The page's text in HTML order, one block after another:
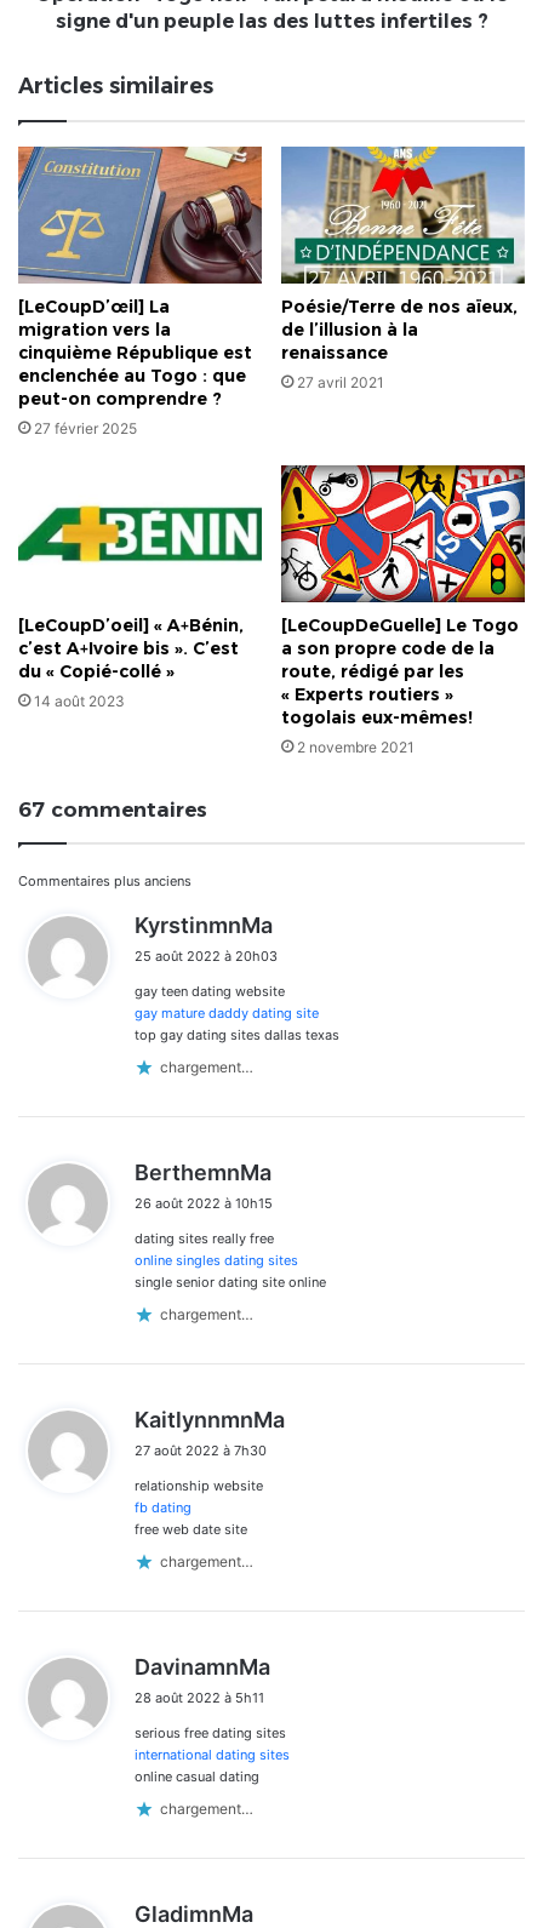
des
luttes
infertiles
?
signe d'un peuple las des luttes infertiles ?
Articles similaires
[LeCoupD’œil] La
migration vers la
cinquième République est
enclenchée au Togo : que
peut-on comprendre ?
27 février 2025
Poésie/Terre de nos aïeux,
de l’illusion à la
renaissance
27 avril 2021
[LeCoupD’oeil] « A+Bénin,
c’est A+Ivoire bis ». C’est
du « Copié-collé »
14 août 2023
[LeCoupDeGuelle] Le Togo
a son propre code de la
route, rédigé par les
« Experts routiers »
togolais eux-mêmes!
2 novembre 2021
67 commentaires
Navigation
dans
les
commentaires
Commentaires plus anciens
KyrstinmnMa
t
:
25 août 2022 à 20h03
gay teen dating website
gay mature daddy dating site
top gay dating sites dallas texas
chargement…
BerthemnMa
:
26 août 2022 à 10h15
dating sites really free
online singles dating sites
single senior dating site online
chargement…
KaitlynnmnMa
27 août 2022 à 7h30
relationship website
fb dating
free web date site
chargement…
DavinamnMa
:
28 août 2022 à 5h11
serious free dating sites
international dating sites
online casual dating
chargement…
GladimnMa